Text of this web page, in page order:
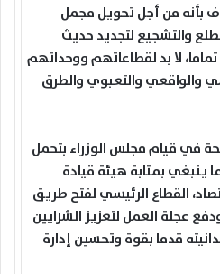
بأنه من أجل تحويل مجمل
والتشجيع لتجديد حديث
لا بد لقطاعاتهم ووحداتهم
والواقعي والتعبوي والطرق
في قيام مجلس الوزراء بتحمل
ينبغي بمثابة هيئة قيادة
القطاع الرئيسي لفتح طريق
عجلة العمل لتعزيز الشرايين
قدما بقوة وتحسين إدارة